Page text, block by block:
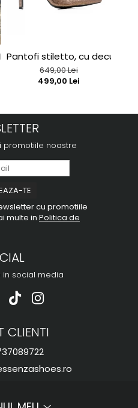
Patent
Pantofi stiletto, cu decupaj
649,00 Lei
499,00 Lei
promotiile noastre
cu promotiile
multe in Politica de
social media
CLIENTI